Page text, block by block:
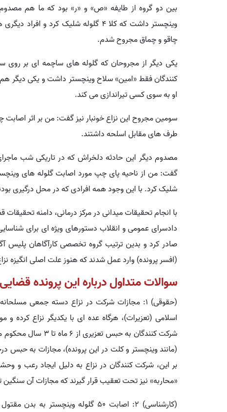
بین دو گروه از طایفه «ص» و «ر» بود که ما هم
وینچستر داشت که کلا ۴ گلوله شلیک
چاقو و چماق مجروح شدم.
یکی دیگر از مجروحان که گلوله های ساچمه ای بر روی
کنندگان فقط «امین» سلاح وینچستر داشت و یکی دیگر
او به سوی کسی تیراندازی می کند.
طرف های مقابل اسلحه داشتند.
مصدوم دیگر این حادثه دلخراش که در تاریکی شب
گفت: من از ناحیه پای چپ مورد اصابت گلوله های
شلیک کرد. با این وجود همه افرادی که در محل درگیری
دادسرای عمومی و انقلاب دستورهای ویژه ای برای
صادر کرد و بدین ترتیب گروه تخصصی کارآگاهان پلیس
(افسر پرونده) وارد عمل شدند که هنوز علت اصلی
سوالات متداول درباره این پرونده
اسلامی (تعزیرات)، هرگاه عده ای با یکدیگر نزاع
شرکت کنندگان به
بر این، شرکت کنندگان در نزاع به دلیل ایجاد رعب و
«محاربه» نیز تحت تعقیب قرار گیرند که مجازات آن
(کارشناسی) ۲: اصابت ۵۰ گلوله